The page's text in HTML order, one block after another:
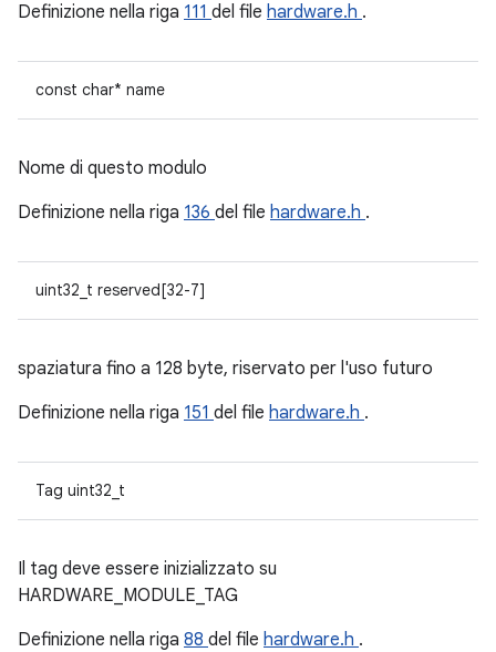
Definizione nella riga 111 del file hardware.h .
const char* name
Nome di questo modulo
Definizione nella riga 136 del file hardware.h .
uint32_t reserved[32-7]
spaziatura fino a 128 byte, riservato per l'uso futuro
Definizione nella riga 151 del file hardware.h .
Tag uint32_t
Il tag deve essere inizializzato su
HARDWARE_MODULE_TAG
Definizione nella riga 88 del file hardware.h .